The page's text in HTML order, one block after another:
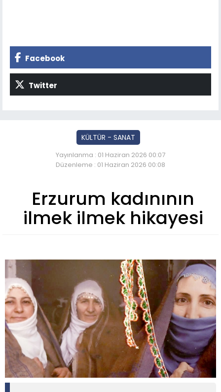
Facebook
Twitter
KÜLTÜR - SANAT
Yayınlanma : 01 Haziran 2026 00:07
Düzenleme : 01 Haziran 2026 00:08
Erzurum kadınının
ilmek ilmek hikayesi